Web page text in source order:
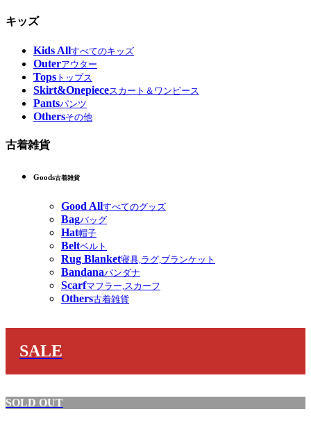
キッズ
Kids Allすべてのキッズ
Outerアウター
Tops トップス
Skirt&Onepieceスカート＆ワンピース
Pantsパンツ
Othersその他
古着雑貨
Goods古着雑貨
Good Allすべてのグッズ
Bagバッグ
Hat帽子
Beltベルト
Rug Blanket寝具,ラグ,ブランケット
Bandanaバンダナ
Scarfマフラー,スカーフ
Others古着雑貨
SALE
SOLD OUT